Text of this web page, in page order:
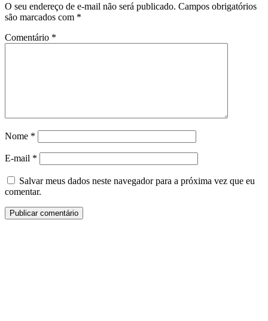
O seu endereço de e-mail não será publicado. Campos obrigatórios
são marcados com *
Comentário *
Nome *
E-mail *
Salvar meus dados neste navegador para a próxima vez que eu
comentar.